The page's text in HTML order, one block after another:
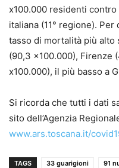
x100.000 residenti
italiana (11° regione).
tasso di mortalità più alto
(90,3 x100.000), Firenze
x100.000), il più basso a
Si ricorda che tutti i dati
sito dell’Agenzia
www.ars.toscana.it/
TAGS 33 guarigioni 91